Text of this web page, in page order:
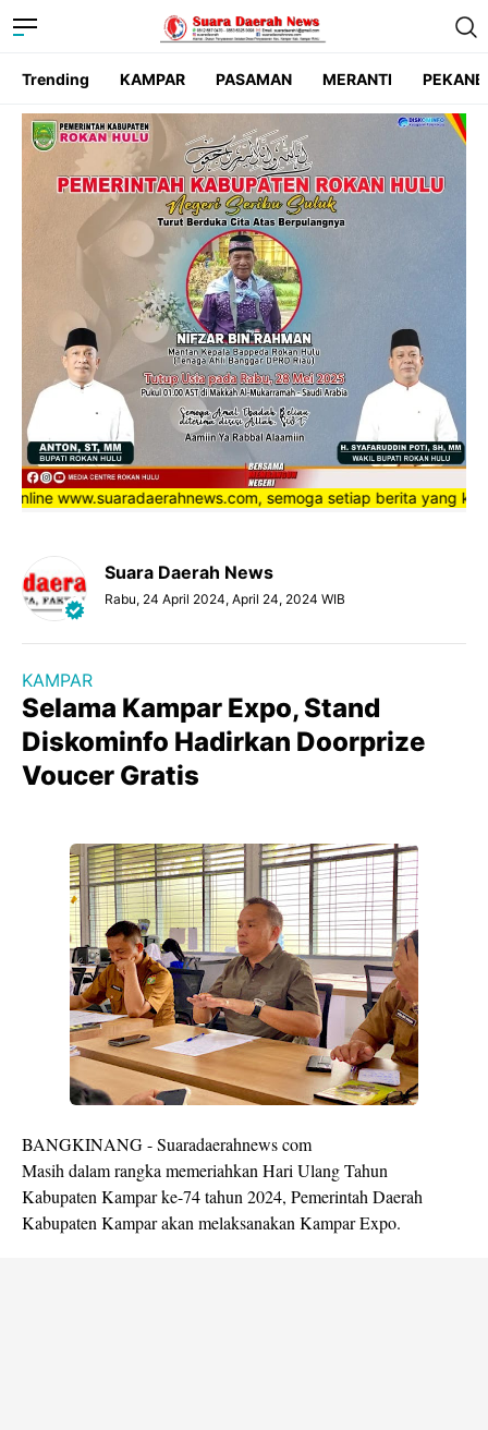
Trending KAMPAR PASAMAN MERANTI
www.suaradaerahnews.com, semoga setiap berita yang kami
Suara Daerah News
Rabu, 24 April 2024, April 24, 2024 WIB
KAMPAR
Selama Kampar Expo, Stand
Diskominfo Hadirkan Doorprize
Voucer Gratis
BANGKINANG - Suaradaerahnews com
Masih dalam rangka memeriahkan Hari Ulang Tahun
Kabupaten Kampar ke-74 tahun 2024, Pemerintah Daerah
Kabupaten Kampar akan melaksanakan Kampar Expo.